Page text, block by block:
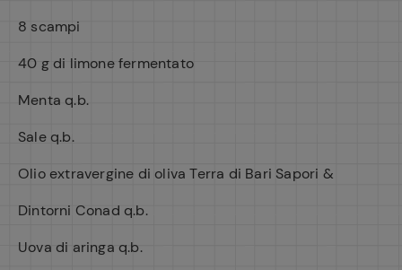
8 scampi
40 g di limone fermentato
Menta q.b.
Sale q.b.
Olio extravergine di oliva Terra di Bari Sapori &
Dintorni Conad q.b.
Uova di aringa q.b.